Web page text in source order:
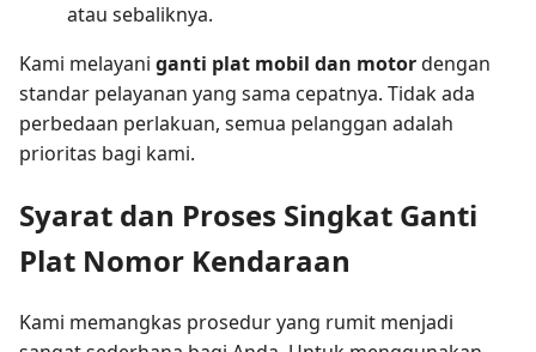
atau sebaliknya.
Kami melayani ganti plat mobil dan motordengan
standar pelayanan yang sama cepatnya. Tidak ada
perbedaan perlakuan, semua pelanggan adalah
prioritas bagi kami.
Syarat dan Proses Singkat Ganti
Plat Nomor Kendaraan
Kami memangkas prosedur yang rumit menjadi